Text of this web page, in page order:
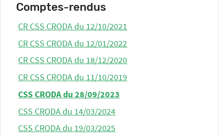
Comptes-rendus
CR CSS CRODA du 12/10/2021
CR CSS CRODA du 12/01/2022
CR CSS CRODA du 18/12/2020
CR CSS CRODA du 11/10/2019
CSS CRODA du 28/09/2023
CSS CRODA du 14/03/2024
CSS CRODA du 19/03/2025